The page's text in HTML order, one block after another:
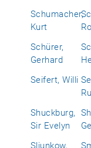
Schumacher,
Kurt
Schürer,
Gerhard
Seifert, Willi
Shuckburg,
Sir Evelyn
Sljunkow,